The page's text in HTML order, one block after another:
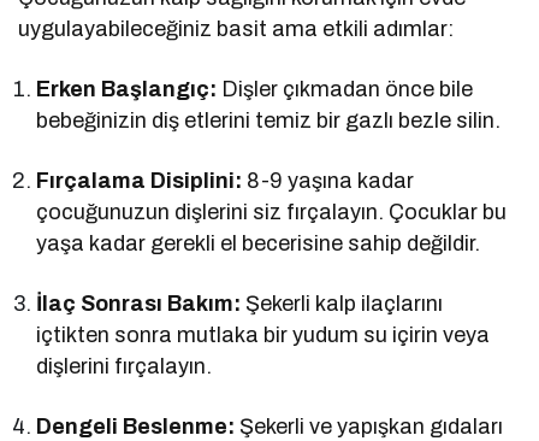
uygulayabileceğiniz basit ama etkili adımlar:
Erken Başlangıç: Dişler çıkmadan önce bile
bebeğinizin diş etlerini temiz bir gazlı bezle silin.
Fırçalama Disiplini: 8-9 yaşına kadar
çocuğunuzun dişlerini siz fırçalayın. Çocuklar bu
yaşa kadar gerekli el becerisine sahip değildir.
İlaç Sonrası Bakım: Şekerli kalp ilaçlarını
içtikten sonra mutlaka bir yudum su içirin veya
dişlerini fırçalayın.
Dengeli Beslenme: Şekerli ve yapışkan gıdaları